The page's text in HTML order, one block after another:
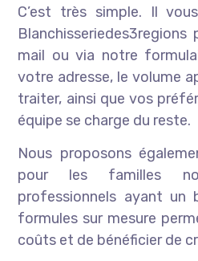
C’est très simple. Il
mail ou via notre
votre adresse, le volume
traiter, ainsi que vos
équipe se charge du reste.
Nous proposons
pour les familles
professionnels ayant un
formules sur mesure
coûts et de bénéficier de